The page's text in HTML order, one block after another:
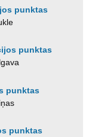
punktas
punktas
punktas
punktas